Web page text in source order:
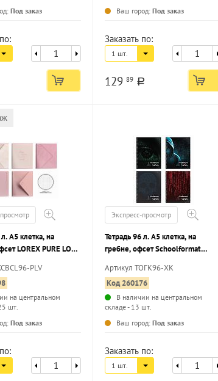
Под заказ
Ваш город: Под заказ
Заказать по:
1 шт.
129 89 a
А5 клетка, на
LOREX PURE LOVE
touch, фольга
PLV
на центральном
шт.
Под заказ
Экспресс-просмотр
Тетрадь 96 л. А5 клетка, на
гребне, офсет Schoolformat
сплошной УФ-лак
Артикул ТОГК96-ХК
Код 260176
В наличии на центральном
складе - 13 шт.
Ваш город: Под заказ
Заказать по:
1 шт.